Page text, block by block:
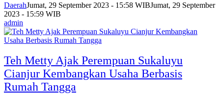
DaerahJumat, 29 September 2023 - 15:58 WIBJumat, 29 September
2023 - 15:59 WIB
admin
Teh Metty Ajak Perempuan Sukaluyu
Cianjur Kembangkan Usaha Berbasis
Rumah Tangga